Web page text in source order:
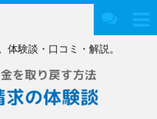
験談・口コミ・解説。